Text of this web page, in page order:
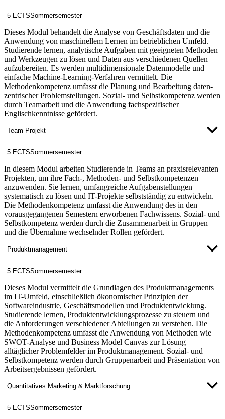
5 ECTSSommersemester
Dieses Modul behandelt die Analyse von Geschäftsdaten und die
Anwendung von maschinellem Lernen im betrieblichen Umfeld.
Studierende lernen, analytische Aufgaben mit geeigneten Methoden
und Werkzeugen zu lösen und Daten aus verschiedenen Quellen
aufzubereiten. Es werden multidimensionale Datenmodelle und
einfache Machine-Learning-Verfahren vermittelt. Die
Methodenkompetenz umfasst die Planung und Bearbeitung daten-
zentrischer Problemstellungen. Sozial- und Selbstkompetenz werden
durch Teamarbeit und die Anwendung fachspezifischer
Englischkenntnisse gefördert.
Team Projekt
5 ECTSSommersemester
In diesem Modul arbeiten Studierende in Teams an praxisrelevanten
Projekten, um ihre Fach-, Methoden- und Selbstkompetenzen
anzuwenden. Sie lernen, umfangreiche Aufgabenstellungen
systematisch zu lösen und IT-Projekte selbstständig zu entwickeln.
Die Methodenkompetenz umfasst die Anwendung des in den
vorausgegangenen Semestern erworbenen Fachwissens. Sozial- und
Selbstkompetenz werden durch die Zusammenarbeit in Gruppen
und die Übernahme wechselnder Rollen gefördert.
Produktmanagement
5 ECTSSommersemester
Dieses Modul vermittelt die Grundlagen des Produktmanagements
im IT-Umfeld, einschließlich ökonomischer Prinzipien der
Softwareindustrie, Geschäftsmodellen und Produktentwicklung.
Studierende lernen, Produktentwicklungsprozesse zu steuern und
die Anforderungen verschiedener Abteilungen zu verstehen. Die
Methodenkompetenz umfasst die Anwendung von Methoden wie
SWOT-Analyse und Business Model Canvas zur Lösung
alltäglicher Problemfelder im Produktmanagement. Sozial- und
Selbstkompetenz werden durch Gruppenarbeit und Präsentation von
Arbeitsergebnissen gefördert.
Quantitatives Marketing & Marktforschung
5 ECTSSommersemester